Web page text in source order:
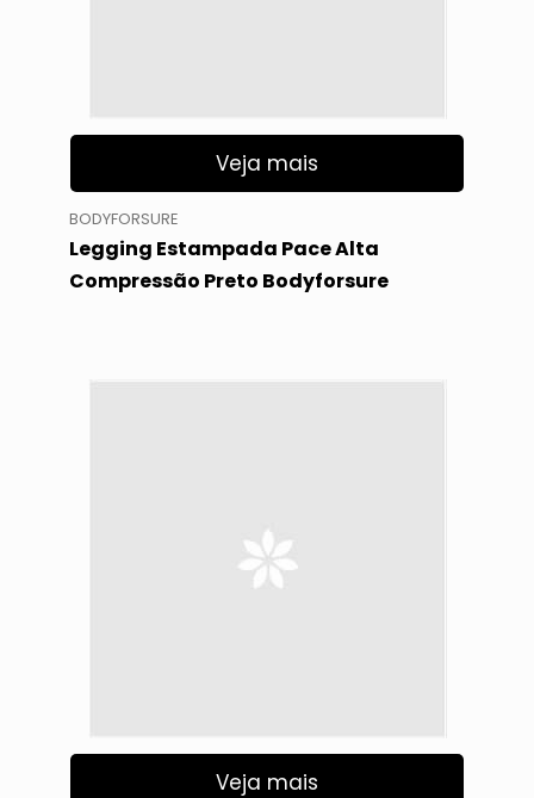
Veja mais
BODYFORSURE
Legging Estampada Pace Alta
Compressão Preto Bodyforsure
Veja mais